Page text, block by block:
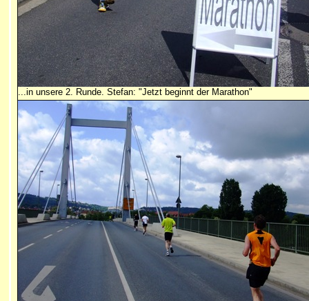
...in unsere 2. Runde. Stefan: "Jetzt beginnt der Marathon"